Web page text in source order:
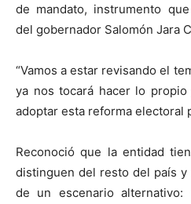
de mandato, instrumento
del gobernador Salomón Jara
“Vamos a estar revisando el
ya nos tocará hacer lo
adoptar esta reforma electoral
Reconoció que la entidad
distinguen del resto del país
de un escenario